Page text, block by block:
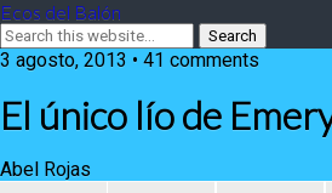
Ecos del Balón
3 agosto, 2013 • 41 comments
El único lío de
Abel Rojas